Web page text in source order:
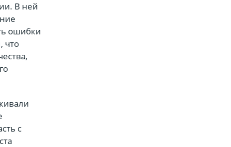
В ней
ошибки
что
с